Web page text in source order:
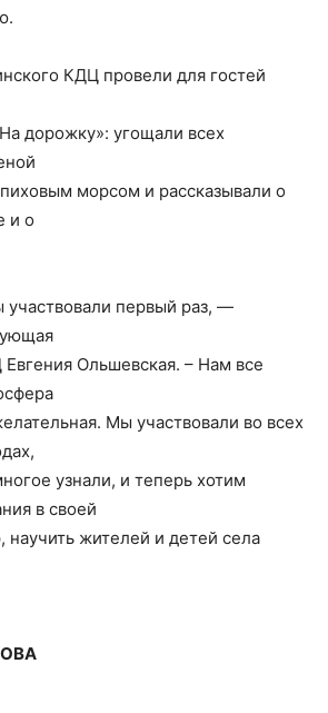
КДЦ провели для гостей
дорожку»: угощали всех
морсом и рассказывали о
и о
первый раз, —
Ольшевская. – Нам все
Мы участвовали во всех
узнали, и теперь хотим
в своей
научить жителей и детей села